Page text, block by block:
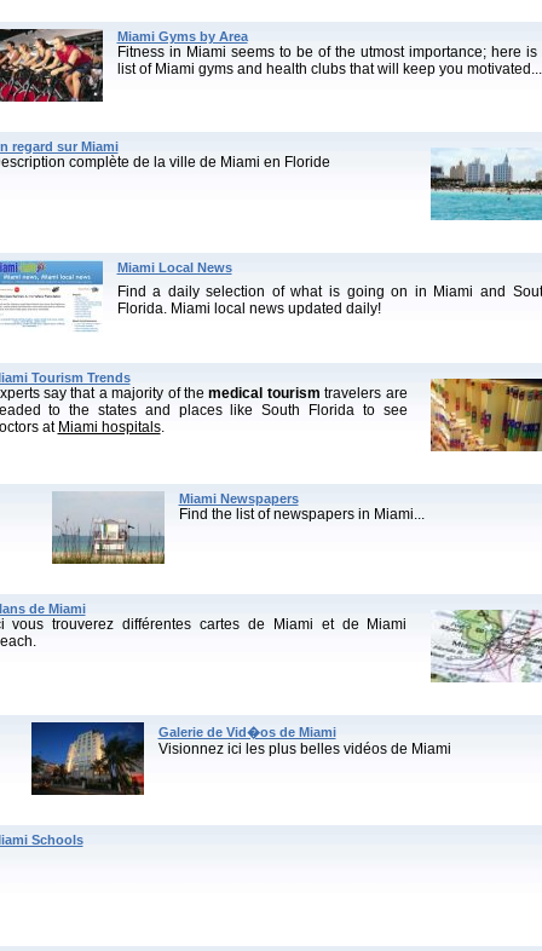
Miami Gyms by Area
Fitness in Miami seems to be of the utmost importance; here is
list of Miami gyms and health clubs that will keep you motivated...
regard sur Miami
complète de la ville de Miami en Floride
Miami Local News
Find a daily selection of what is going on in Miami and
Florida. Miami local news updated daily!
Tourism Trends
say that a majority of themedical tourism travelers are
to the states and places like South Florida to see
at Miami hospitals.
Miami Newspapers
Find the list of newspapers in Miami...
de Miami
vous trouverez différentes cartes de Miami et de Miami
Galerie de Vid�os de Miami
Visionnez ici les plus belles vidéos de Miami
Schools